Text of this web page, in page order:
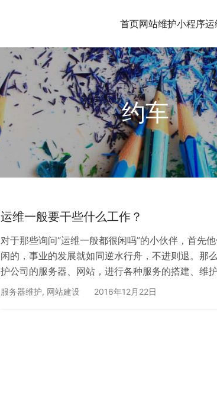
首页网站维护小程序运
约车
运维一般要干些什么工作？
对于那些询问“运维一般都很闲吗”的小伙伴，首先
闲的，事业的发展就如同逆水行舟，不进则退。那
护公司的服务器、网站，进行各种服务的搭建、维
己所从事的工作十分清闲时，大概率是在混日子。
服务器维护, 网站建设 2016年12月22日